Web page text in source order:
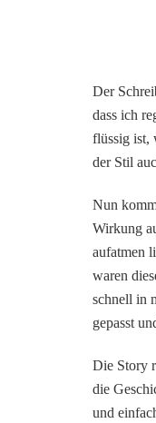
Der
dass ich
flüssig ist,
der Stil
Nun
Wirkung
aufatmen
waren
schnell in
gepasst
Die Story
die
und